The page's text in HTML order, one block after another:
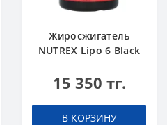
Жиросжигатель
NUTREX Lipo 6 Black
caps
15 350 тг.
В КОРЗИНУ